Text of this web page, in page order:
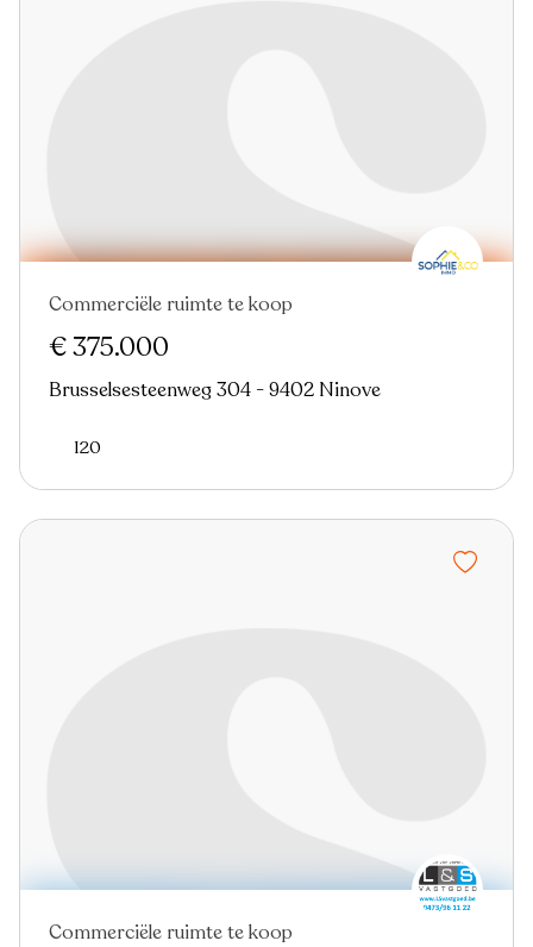
Commerciële ruimte te koop
€ 375.000
Brusselsesteenweg 304 - 9402 Ninove
120
Commerciële ruimte te koop